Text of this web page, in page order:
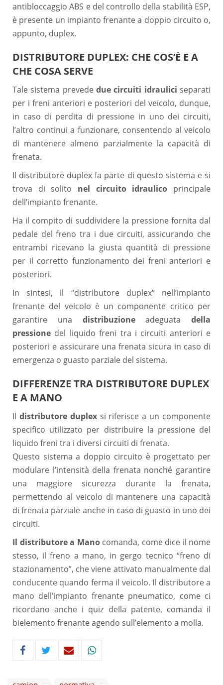
antibloccaggio ABS e del controllo della stabilità ESP,
è presente un impianto frenante a doppio circuito o,
appunto, duplex.
DISTRIBUTORE DUPLEX: CHE COS’È E A
CHE COSA SERVE
Tale sistema prevede due circuiti idraulici separati
per i freni anteriori e posteriori del veicolo, dunque,
in caso di perdita di pressione in uno dei circuiti,
l’altro continui a funzionare, consentendo al veicolo
di mantenere almeno parzialmente la capacità di
frenata.
Il distributore duplex fa parte di questo sistema e si
trova di solito nel circuito idraulico principale
dell’impianto frenante.
Ha il compito di suddividere la pressione fornita dal
pedale del freno tra i due circuiti, assicurando che
entrambi ricevano la giusta quantità di pressione
per il corretto funzionamento dei freni anteriori e
posteriori.
In sintesi, il “distributore duplex” nell’impianto
frenante del veicolo è un componente critico per
garantire una distribuzioneadeguata della
pressione del liquido freni tra i circuiti anteriori e
posteriori e assicurare una frenata sicura in caso di
emergenza o guasto parziale del sistema.
DIFFERENZE TRA DISTRIBUTORE DUPLEX
E A MANO
Il distributore duplexsi riferisce a un componente
specifico utilizzato per distribuire la pressione del
liquido freni tra i diversi circuiti di frenata.
Questo sistema a doppio circuito è progettato per
modulare l’intensità della frenata nonché garantire
una maggiore sicurezza durante la frenata,
permettendo al veicolo di mantenere una capacità
di frenata parziale anche in caso di guasto in uno dei
circuiti.
Il distributore a Mano comanda, come dice il nome
stesso, il freno a mano, in gergo tecnico “freno di
stazionamento”, che viene attivato manualmente dal
conducente quando ferma il veicolo. Il distributore a
mano dell’impianto frenante pneumatico, come ci
ricordano anche i quiz della patente, comanda il
bielemento frenante agendo sull’elemento a molla.